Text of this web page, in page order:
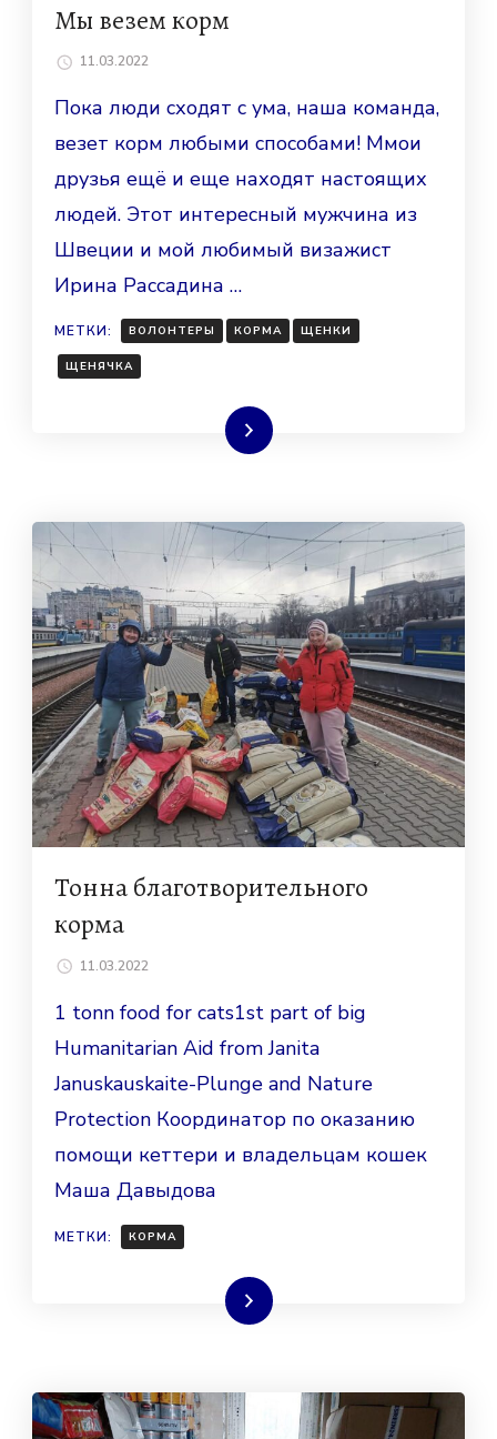
Мы везем корм
11.03.2022
Пока люди сходят с ума, наша команда,
везет корм любыми способами! Ммои
друзья ещё и еще находят настоящих
людей. Этот интересный мужчина из
Швеции и мой любимый визажист
Ирина Рассадина …
МЕТКИ: ВОЛОНТЕРЫ КОРМА ЩЕНКИ
ЩЕНЯЧКА
Читать далее
Тонна благотворительного
корма
11.03.2022
1 tonn food for cats1st part of big
Humanitarian Aid from Janita
Januskauskaite-Plunge and Nature
Protection Координатор по оказанию
помощи кеттери и владельцам кошек
Маша Давыдова
МЕТКИ: КОРМА
Читать далее